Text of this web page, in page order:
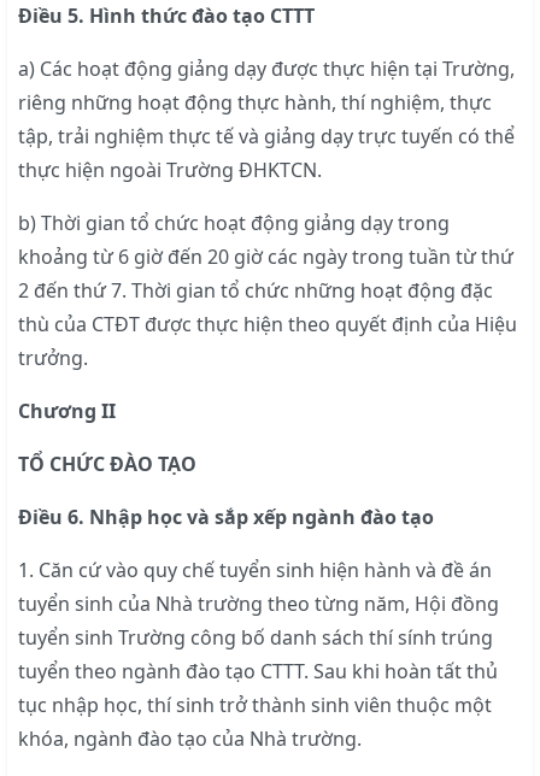
Điều 5. Hình thức đào tạo CTTT
a) Các hoạt động giảng dạy được thực hiện tại Trường,
riêng những hoạt động thực hành, thí nghiệm, thực
tập, trải nghiệm thực tế và giảng dạy trực tuyến có thể
thực hiện ngoài Trường ĐHKTCN.
b) Thời gian tổ chức hoạt động giảng dạy trong
khoảng từ 6 giờ đến 20 giờ các ngày trong tuần từ thứ
2 đến thứ 7. Thời gian tổ chức những hoạt động đặc
thù của CTĐT được thực hiện theo quyết định của Hiệu
trưởng.
Chương II
TỔ CHỨC ĐÀO TẠO
Điều 6. Nhập học và sắp xếp ngành đào tạo
1. Căn cứ vào quy chế tuyển sinh hiện hành và đề án
tuyển sinh của Nhà trường theo từng năm, Hội đồng
tuyển sinh Trường công bố danh sách thí sính trúng
tuyển theo ngành đào tạo CTTT. Sau khi hoàn tất thủ
tục nhập học, thí sinh trở thành sinh viên thuộc một
khóa, ngành đào tạo của Nhà trường.